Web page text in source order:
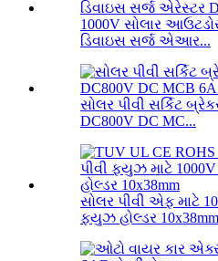
1000V સોલાર
ડિવાઇસ સર્જ એઆર...
સોલર પીવી સર્કિટ
DC800V DC MC...
સોલર પીવી એફ માટે
ફ્યુઝ હોલ્ડર